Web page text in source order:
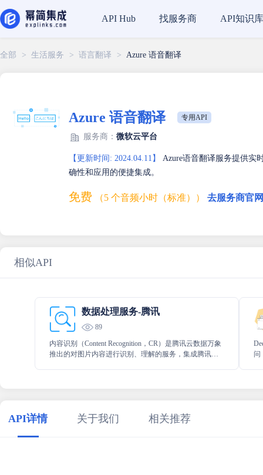
API Hub 找服务商 API知识库
全部 > 生活服务 > 语言翻译 > Azure 语音翻译
Azure 语音翻译 专用API
服务商： 微软云平台
【更新时间: 2024.04.11】
Azure语音翻译服务提供实
确性和应用的便捷集成。
免费 （5 个音频小时（标准）） 去服务商官
相似API
数据处理服务-腾讯
89
内容识别（Content Recognition，CR）是腾讯云数据万象
推出的对图片内容进行识别、理解的服务，集成腾讯云
问
API详情 关于我们 相关推荐